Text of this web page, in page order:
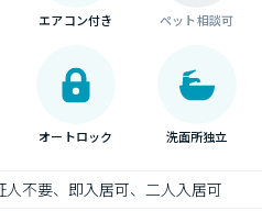
エアコン付き ペット相談可
オートロック 洗面所独立
不要、即入居可、二人入居可